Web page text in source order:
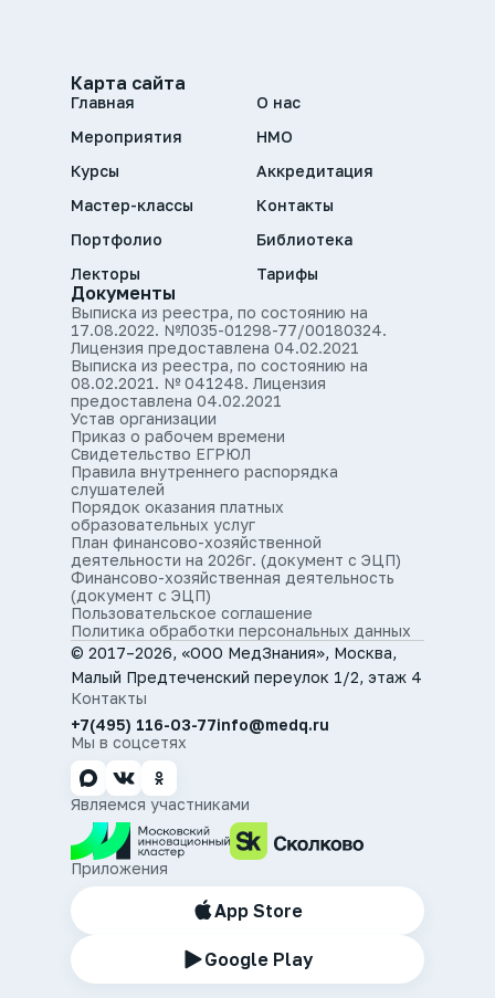
Карта сайта
Главная
Мероприятия
Курсы
Мастер-классы
Портфолио
Лекторы
О нас
НМО
Аккредитация
Контакты
Библиотека
Тарифы
Документы
Выписка из реестра, по состоянию на
17.08.2022. №Л035-01298-77/00180324.
Лицензия предоставлена 04.02.2021
Выписка из реестра, по состоянию на
08.02.2021. № 041248. Лицензия
предоставлена 04.02.2021
Устав организации
Приказ о рабочем времени
Свидетельство ЕГРЮЛ
Правила внутреннего распорядка
слушателей
Порядок оказания платных
образовательных услуг
План финансово-хозяйственной
деятельности на 2026г. (документ с ЭЦП)
Финансово-хозяйственная деятельность
(документ с ЭЦП)
Пользовательское соглашение
Политика обработки персональных данных
© 2017–2026, «ООО МедЗнания», Москва,
Малый Предтеченский переулок 1/2, этаж 4
Контакты
+7(495) 116-03-77info@medq.ru
Мы в соцсетях
Являемся участниками
Приложения
App Store
Google Play